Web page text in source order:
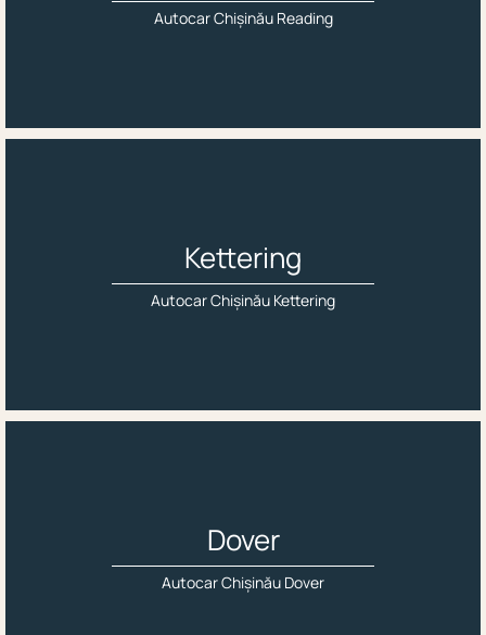
Autocar Chișinău Reading
Kettering
Autocar Chișinău Kettering
Dover
Autocar Chișinău Dover